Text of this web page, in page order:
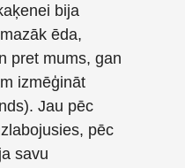
bija
ēda,
pret mums, gan
izmēģināt
Jau pēc
pēc
savu